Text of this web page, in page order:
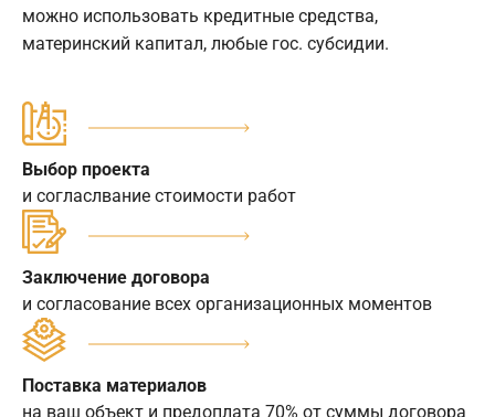
можно использовать кредитные средства,
материнский капитал, любые гос. субсидии.
Выбор проекта
и согласлвание стоимости работ
Заключение договора
и согласование всех организационных моментов
Поставка материалов
на ваш объект и предоплата 70% от суммы договора